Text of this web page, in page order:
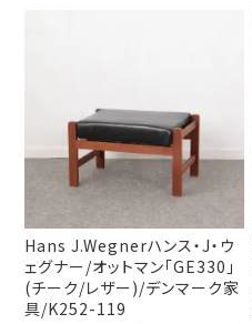
Hans J.Wegnerハンス・J・ウ
ェグナー/オットマン「GE330」
(チーク/レザー)/デンマーク家
具/K252-119